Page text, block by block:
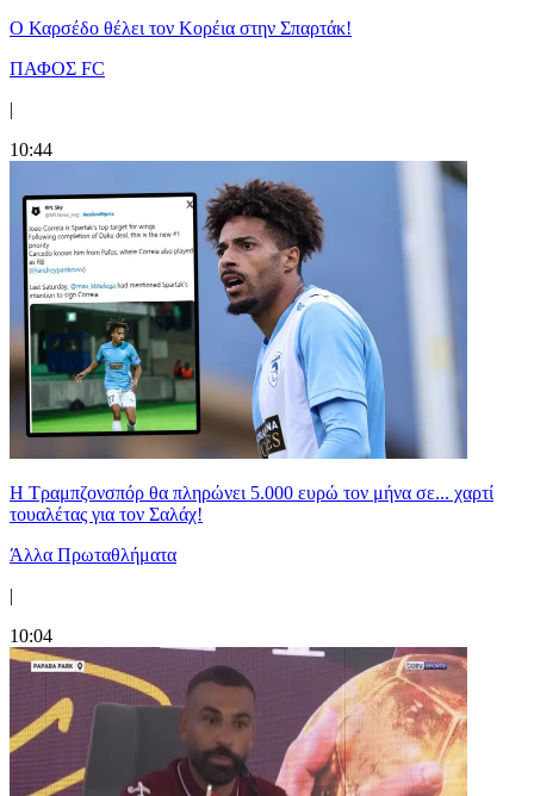
Ο Καρσέδο θέλει τον Κορέια στην Σπαρτάκ!
ΠΑΦΟΣ FC
|
10:44
Η Τραμπζονσπόρ θα πληρώνει 5.000 ευρώ τον μήνα σε... χαρτί
τουαλέτας για τον Σαλάχ!
Άλλα Πρωταθλήματα
|
10:04